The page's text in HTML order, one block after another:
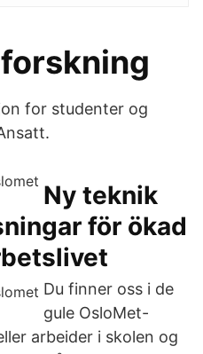
for studenter og
Ny teknik
för ökad
Du finner oss i de
gule OsloMet-
arbeider i skolen og